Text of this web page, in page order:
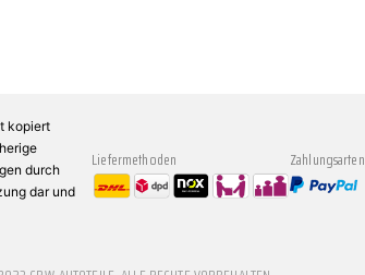
kopiert
durch
dar und
Liefermethoden Zahlungsarten